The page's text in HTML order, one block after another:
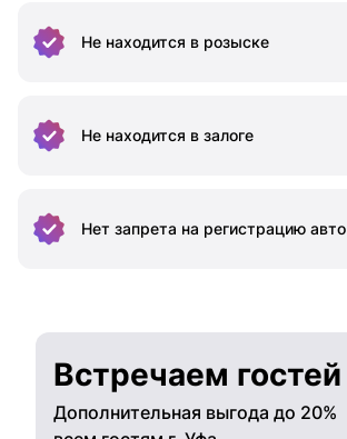
Не находится в розыске
Не находится в залоге
Нет запрета на регистрацию авто
Встречаем гостей
Дополнительная выгода до 20%